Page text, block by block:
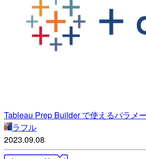
Tableau Prep Builder で使えるパラメ
ラフル
2023.09.08